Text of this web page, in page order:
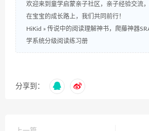
欢迎来到童学启蒙亲子社区，亲子经验交流
在宝宝的成长路上，我们共同前行！
HiKid » 传说中的阅读理解神书，爬藤神器
学系统分级阅读练习册
分享到：